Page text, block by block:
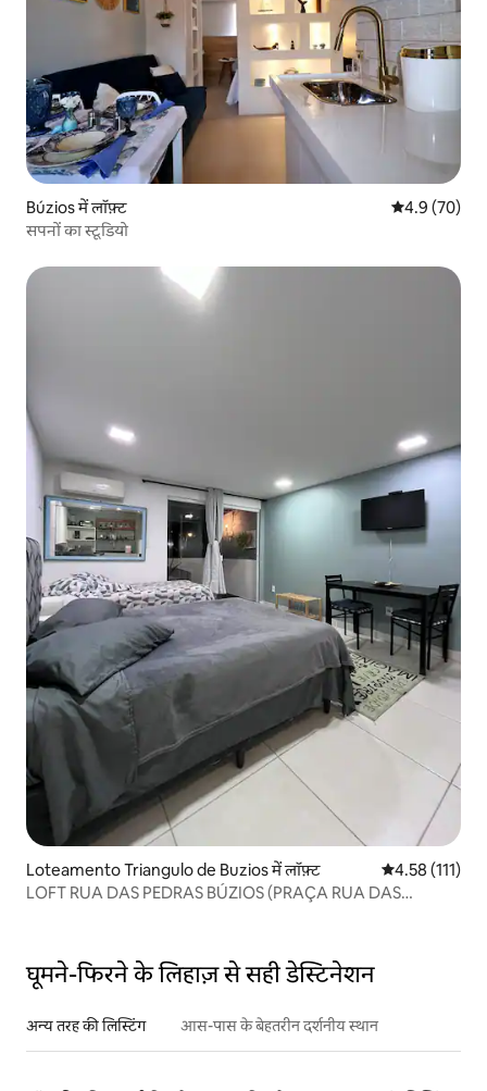
Búzios में लॉफ़्ट औसत रेटिंग 5 में
4.9 (70)
सपनों का स्टूडियो
Loteamento Triangulo de Buzios में लॉफ़्ट औसत रेटिंग 5 में से
4.58 (111)
LOFT RUA DAS PEDRAS BÚZIOS (PRAÇA RUA DAS
घूमने-फिरने के लिहाज़ से सही डेस्टिनेशन
अन्य तरह की लिस्टिंग आस-पास के बेहतरीन दर्शनीय स्थान